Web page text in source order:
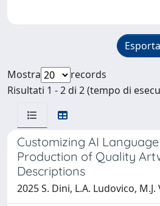
Mostra
records
Risultati 1 - 2 di 2 (tempo di
Customizing AI
Production of Quality
Descriptions
2025 S. Dini, L.A. Ludovico,